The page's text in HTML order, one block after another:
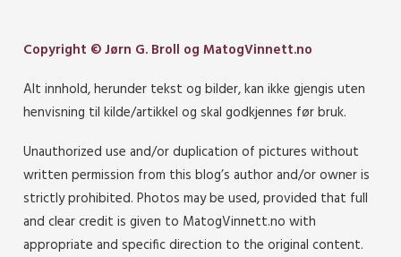
Copyright © Jørn G. Broll og MatogVinnett.no
Alt innhold, herunder tekst og bilder, kan ikke gjengis uten
henvisning til kilde/artikkel og skal godkjennes før bruk.
Unauthorized use and/or duplication of pictures without
written permission from this blog’s author and/or owner is
strictly prohibited. Photos may be used, provided that full
and clear credit is given to MatogVinnett.no with
appropriate and specific direction to the original content.